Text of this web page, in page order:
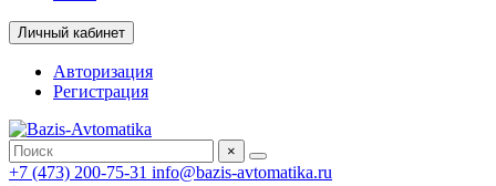
Личный кабинет
Авторизация
Регистрация
×
+7 (473) 200-75-31 info@bazis-avtomatika.ru